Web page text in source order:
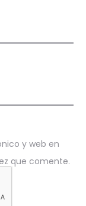
y web en
que comente.